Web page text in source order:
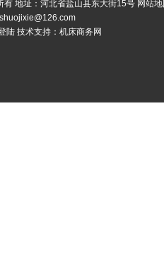
地址：河北省盐山县东大街15号 网站
陆 技术支持： 机床商务网